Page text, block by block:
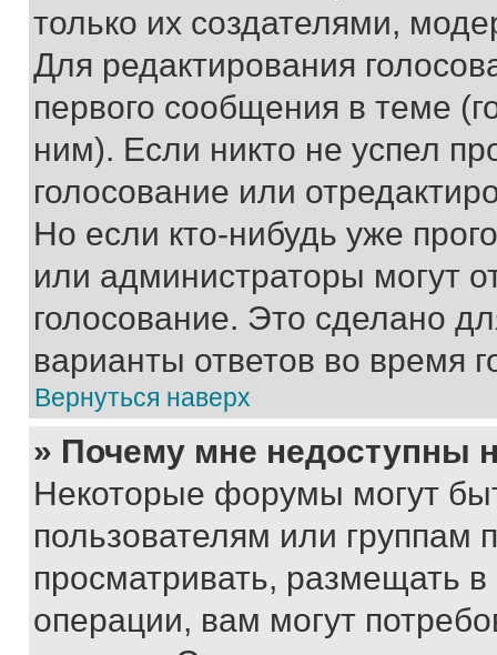
только их создателями,
Для редактирования
первого сообщения в теме
ним). Если никто не успел
голосование или
Но если кто-нибудь уже
или администраторы могут
голосование. Это сделано
варианты ответов во время
Вернуться наверх
» Почему мне недоступны
Некоторые форумы могут
пользователям или группам
просматривать, размещать
операции, вам могут